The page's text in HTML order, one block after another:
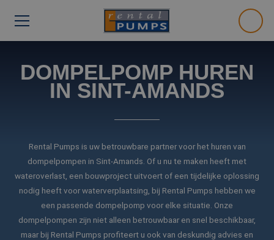
DOMPELPOMP HUREN
IN SINT-AMANDS
Rental Pumps is uw betrouwbare partner voor het huren van
dompelpompen in Sint-Amands. Of u nu te maken heeft met
wateroverlast, een bouwproject uitvoert of een tijdelijke oplossing
nodig heeft voor waterverplaatsing, bij Rental Pumps hebben we
een passende dompelpomp voor elke situatie. Onze
dompelpompen zijn niet alleen betrouwbaar en snel beschikbaar,
maar bij Rental Pumps profiteert u ook van deskundig advies en